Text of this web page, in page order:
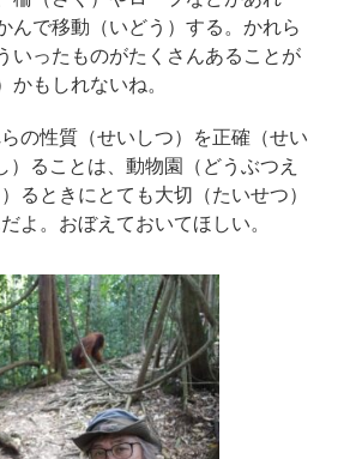
んで移動（いどう）する。かれら
いったものがたくさんあることが
かもしれないね。
の性質（せいしつ）を正確（せい
）ることは、動物園（どうぶつえ
るときにとても大切（たいせつ）
よ。おぼえておいてほしい。